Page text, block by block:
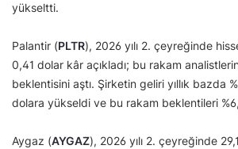
yükseltti.
Palantir (PLTR), 2026 yılı 2. çeyreğinde
0,41 dolar kâr açıkladı; bu rakam
beklentisini aştı. Şirketin geliri yıllık bazda
dolara yükseldi ve bu rakam beklentileri
Aygaz (AYGAZ), 2026 yılı 2. çeyreğinde